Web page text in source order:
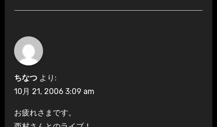
ちなつ より:
10月 21, 2006 3:09 am
お疲れさまです。